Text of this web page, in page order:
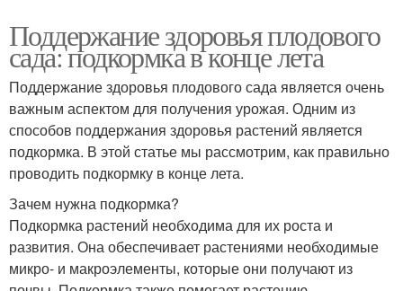
Поддержание здоровья плодового
сада: подкормка в конце лета
Поддержание здоровья плодового сада является очень
важным аспектом для получения урожая. Одним из
способов поддержания здоровья растений является
подкормка. В этой статье мы рассмотрим, как правильно
проводить подкормку в конце лета.
Зачем нужна подкормка?
Подкормка растений необходима для их роста и
развития. Она обеспечивает растениями необходимые
микро- и макроэлементы, которые они получают из